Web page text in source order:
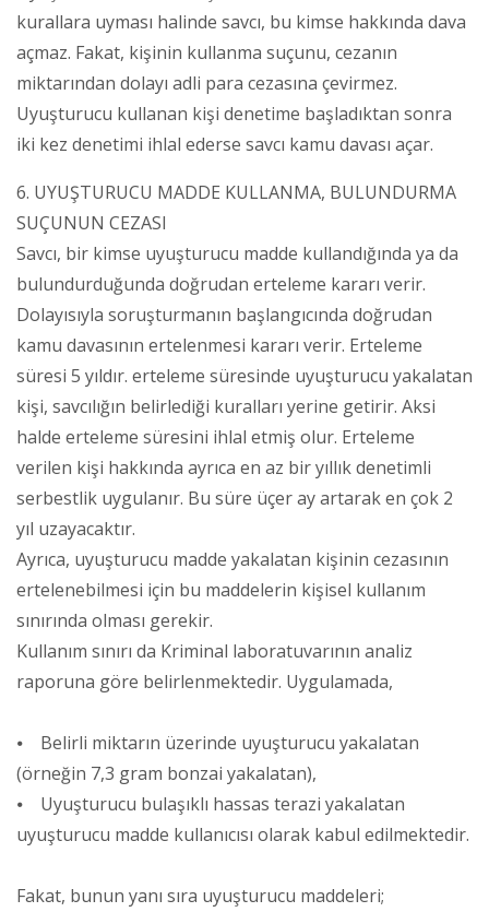
kurallara uyması halinde savcı, bu kimse hakkında dava
açmaz. Fakat, kişinin kullanma suçunu, cezanın
miktarından dolayı adli para cezasına çevirmez.
Uyuşturucu kullanan kişi denetime başladıktan sonra
iki kez denetimi ihlal ederse savcı kamu davası açar.
6. UYUŞTURUCU MADDE KULLANMA, BULUNDURMA
SUÇUNUN CEZASI
Savcı, bir kimse uyuşturucu madde kullandığında ya da
bulundurduğunda doğrudan erteleme kararı verir.
Dolayısıyla soruşturmanın başlangıcında doğrudan
kamu davasının ertelenmesi kararı verir. Erteleme
süresi 5 yıldır. erteleme süresinde uyuşturucu yakalatan
kişi, savcılığın belirlediği kuralları yerine getirir. Aksi
halde erteleme süresini ihlal etmiş olur. Erteleme
verilen kişi hakkında ayrıca en az bir yıllık denetimli
serbestlik uygulanır. Bu süre üçer ay artarak en çok 2
yıl uzayacaktır.
Ayrıca, uyuşturucu madde yakalatan kişinin cezasının
ertelenebilmesi için bu maddelerin kişisel kullanım
sınırında olması gerekir.
Kullanım sınırı da Kriminal laboratuvarının analiz
raporuna göre belirlenmektedir. Uygulamada,
⦁ Belirli miktarın üzerinde uyuşturucu yakalatan
(örneğin 7,3 gram bonzai yakalatan),
⦁ Uyuşturucu bulaşıklı hassas terazi yakalatan
uyuşturucu madde kullanıcısı olarak kabul edilmektedir.
Fakat, bunun yanı sıra uyuşturucu maddeleri;